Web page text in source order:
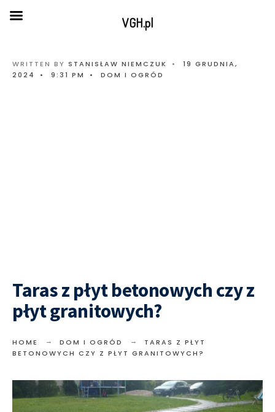
WRITTEN BY STANISŁAW NIEMCZUK •
19 GRUDNIA,
2024
• 9:31 PM • DOM I OGRÓD
Taras z płyt betonowych czy z
płyt granitowych?
HOME DOM I OGRÓD
TARAS Z PŁYT
BETONOWYCH CZY Z PŁYT GRANITOWYCH?
VGH.pl